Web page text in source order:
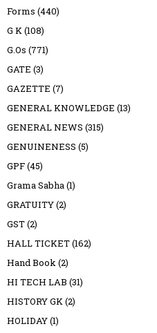
Forms (440)
G K(108)
G.Os (771)
GATE (3)
GAZETTE (7)
GENERAL KNOWLEDGE (13)
GENERAL NEWS (315)
GENUINENESS (5)
GPF(45)
Grama Sabha(1)
GRATUITY(2)
GST(2)
HALL TICKET(162)
Hand Book(2)
HI TECH LAB (31)
HISTORY GK(2)
HOLIDAY(1)